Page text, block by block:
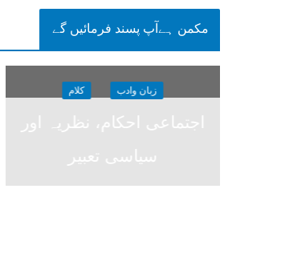
مکمن ہےآپ پسند فرمائیں گے
زبان وادب کلام
اجتماعی احکام، نظریہ اور
سیاسی تعبیر